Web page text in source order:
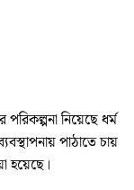
নিয়েছে ধর্ম
পাঠাতে চায়
হয়েছে।